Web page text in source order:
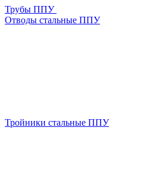
Трубы ППУ
Отводы стальные ППУ
Тройники стальные ППУ